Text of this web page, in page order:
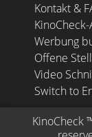
Kontakt &
Werbung
Offene
Video
Switch to
KinoCheck